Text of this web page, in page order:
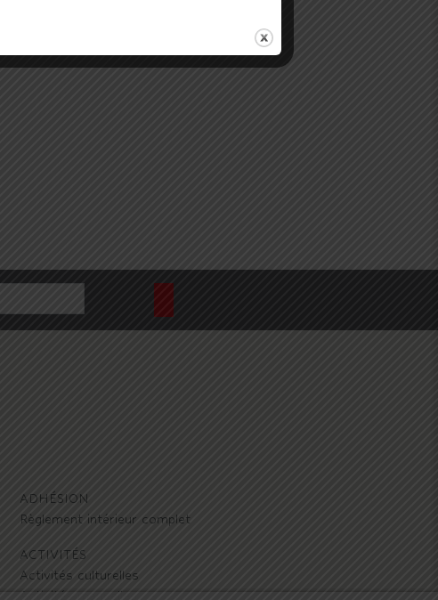
ADHÉSION
Règlement intérieur complet
ACTIVITÉS
Activités culturelles
Activités manuelles